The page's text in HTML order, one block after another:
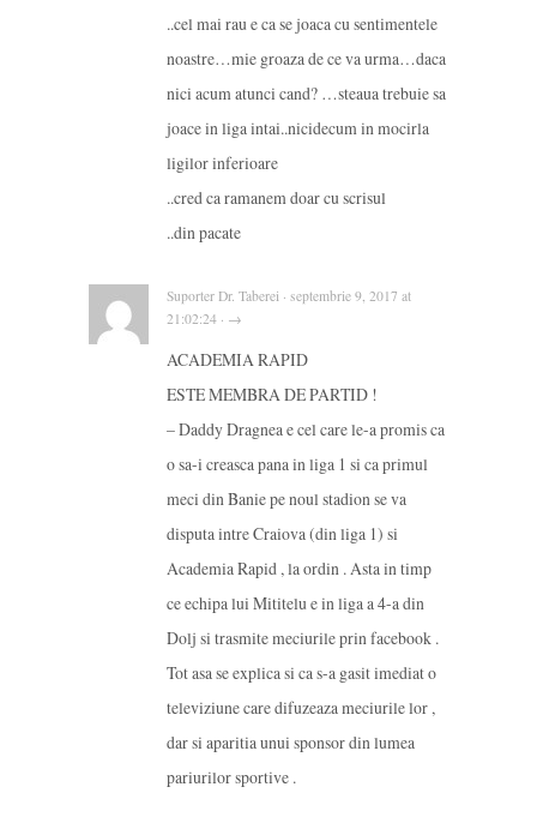
..cel mai rau e ca se joaca cu sentimentele
noastre…mie groaza de ce va urma…daca
nici acum atunci cand? …steaua trebuie sa
joace in liga intai..nicidecum in mocirla
ligilor inferioare
..cred ca ramanem doar cu scrisul
..din pacate
Suporter Dr. Taberei · septembrie 9, 2017 at
21:02:24 · →
ACADEMIA RAPID
ESTE MEMBRA DE PARTID !
– Daddy Dragnea e cel care le-a promis ca
o sa-i creasca pana in liga 1 si ca primul
meci din Banie pe noul stadion se va
disputa intre Craiova (din liga 1) si
Academia Rapid , la ordin . Asta in timp
ce echipa lui Mititelu e in liga a 4-a din
Dolj si trasmite meciurile prin facebook .
Tot asa se explica si ca s-a gasit imediat o
televiziune care difuzeaza meciurile lor ,
dar si aparitia unui sponsor din lumea
pariurilor sportive .